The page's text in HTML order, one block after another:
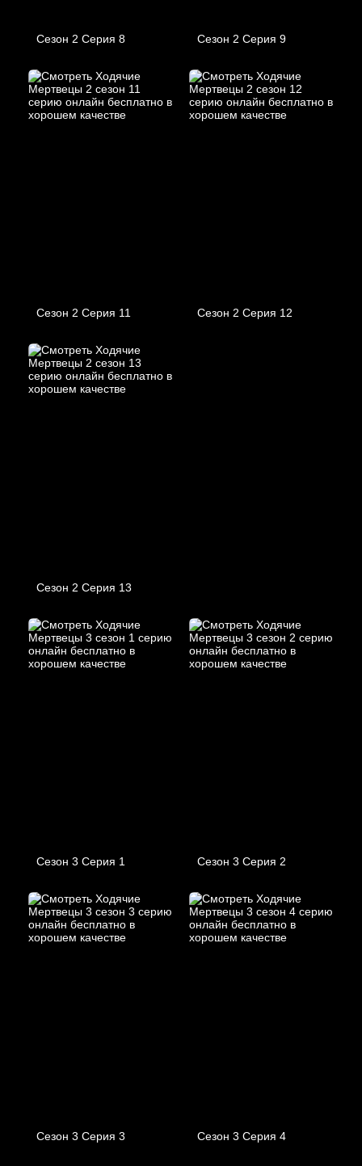
Сезон 2 Серия 8 Сезон 2 Серия 9
Сезон 2 Серия 11 Сезон 2 Серия 12
Сезон 2 Серия 13
Сезон 3 Серия 1 Сезон 3 Серия 2
Сезон 3 Серия 3 Сезон 3 Серия 4